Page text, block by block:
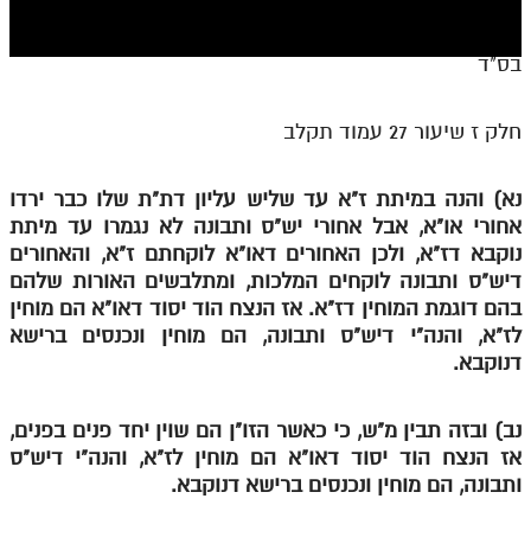
חלק יג
חלק טו
חלק ט"ז
בית שער הכוונות
שידור חי
הזמן סט תע"ס
בס"ד
חלק ז שיעור 27 עמוד תקלב
נא) והנה במיתת ז"א עד שליש עליון דת"ת שלו כבר ירדו
אחורי או"א, אבל אחורי יש"ס ותבונה לא נגמרו עד מיתת
נוקבא דז"א, ולכן האחורים דאו"א לוקחתם ז"א, והאחורים
דיש"ס ותבונה לוקחים המלכות, ומתלבשים האורות שלהם
בהם דוגמת המוחין דז"א. אז הנצח הוד יסוד דאו"א הם מוחין
לז"א, והנה"י דיש"ס ותבונה, הם מוחין ונכנסים ברישא
דנוקבא.
נב) ובזה תבין מ"ש, כי כאשר הזו"ן הם שוין יחד פנים בפנים,
אז הנצח הוד יסוד דאו"א הם מוחין לז"א, והנה"י דיש"ס
ותבונה, הם מוחין ונכנסים ברישא דנוקבא.